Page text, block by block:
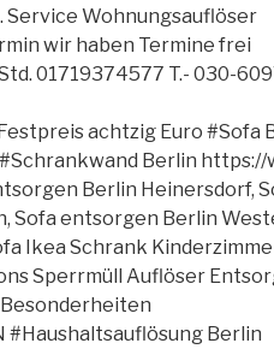
Service Wohnungsauflöser
wir haben Termine frei
01719374577 T.- 030-
achtzig Euro #Sofa
Berlin https://
Berlin Heinersdorf,
Sofa entsorgen Berlin
Ikea Schrank
Sperrmüll Auflöser
#Haushaltsauflösung Berlin